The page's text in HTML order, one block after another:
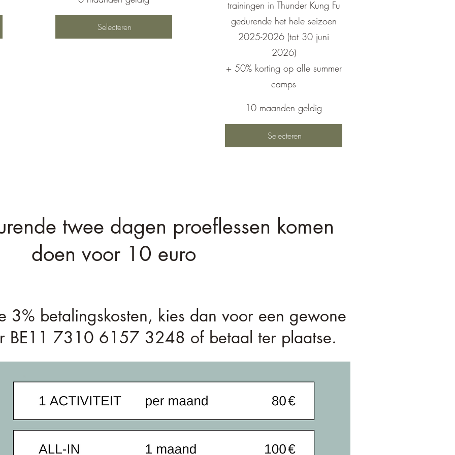
Selecteren
trainingen in Thunder Kung Fu
gedurende het hele seizoen
2025-2026 (tot 30 juni
2026)
+ 50% korting op alle summer
camps
10 maanden geldig
Selecteren
twee dagen proeflessen komen
doen voor 10 euro
3% betalingskosten, kies dan voor een gewone
BE11 7310 6157 3248 of betaal ter plaatse.